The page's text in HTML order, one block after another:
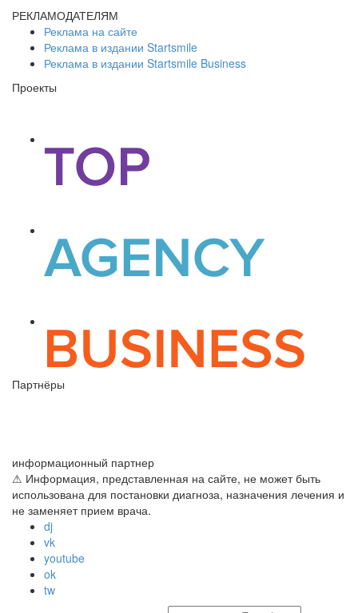
РЕКЛАМОДАТЕЛЯМ
Реклама на сайте
Реклама в издании Startsmile
Реклама в издании Startsmile Business
Проекты
Партнёры
информационный партнер
⚠ Информация, представленная на сайте, не может быть
использована для постановки диагноза, назначения лечения и
не заменяет прием врача.
dj
vk
youtube
ok
tw